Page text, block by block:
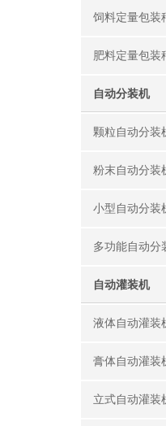
饲料定量包装
肥料定量包装
自动分装机
颗粒自动分装
粉末自动分装
小型自动分装
多功能自动分
自动灌装机
液体自动灌装
膏体自动灌装
立式自动灌装